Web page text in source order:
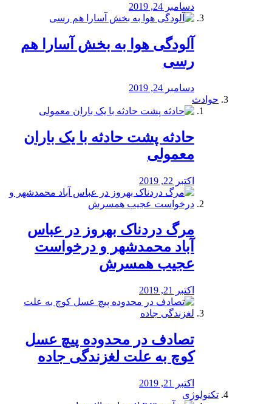
دسامبر 24, 2019
آلودگی هوا به بخش آسارا هم
رسی
دسامبر 24, 2019
حوادث
️حادثه پشت حادثه با یک باران
معمولی
اکتبر 22, 2019
مرگ دردناک بهروز در عباس
آباد محمدشهر و درخواست
عجیب همسرش
اکتبر 21, 2019
تصادف در محدوده پیچ عسل
کوچ به علت لغزندگی جاده
اکتبر 21, 2019
تکنولوژی